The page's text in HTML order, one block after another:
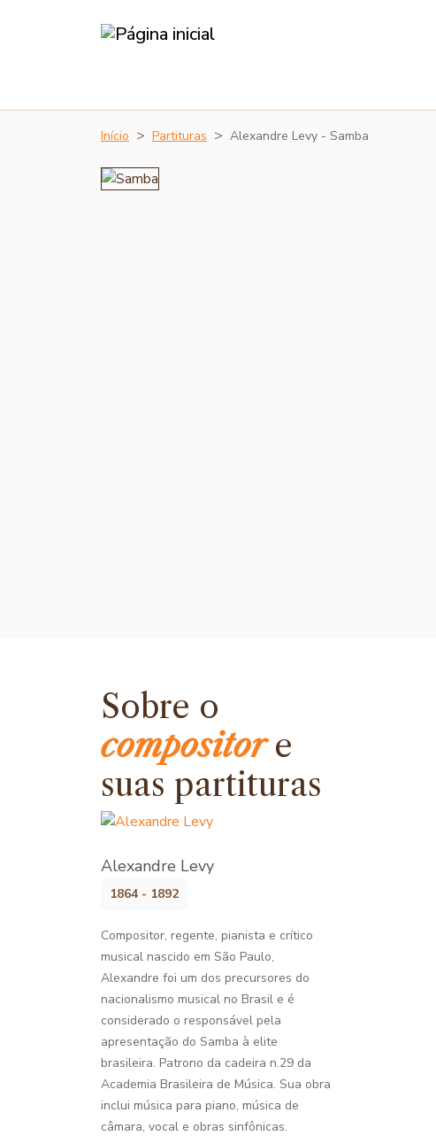
Início Partituras Alexandre Levy - Samba
Sobre o
compositore
suas partituras
Alexandre Levy
1864 - 1892
Compositor, regente, pianista e crítico
musical nascido em São Paulo,
Alexandre foi um dos precursores do
nacionalismo musical no Brasil e é
considerado o responsável pela
apresentação do Samba à elite
brasileira. Patrono da cadeira n.29 da
Academia Brasileira de Música. Sua obra
inclui música para piano, música de
câmara, vocal e obras sinfônicas.